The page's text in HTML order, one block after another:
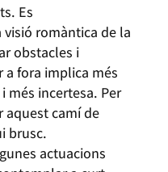
Es
romàntica de la
obstacles i
fora implica més
més incertesa. Per
aquest camí de
brusc.
actuacions